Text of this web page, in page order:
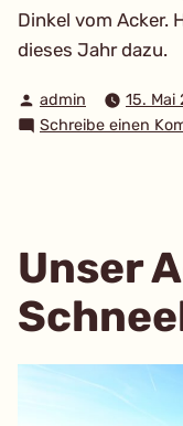
Dinkel vom Acker.
dieses Jahr dazu.
Verfasst
von
admin 15. Mai
Schreibe einen
Unser